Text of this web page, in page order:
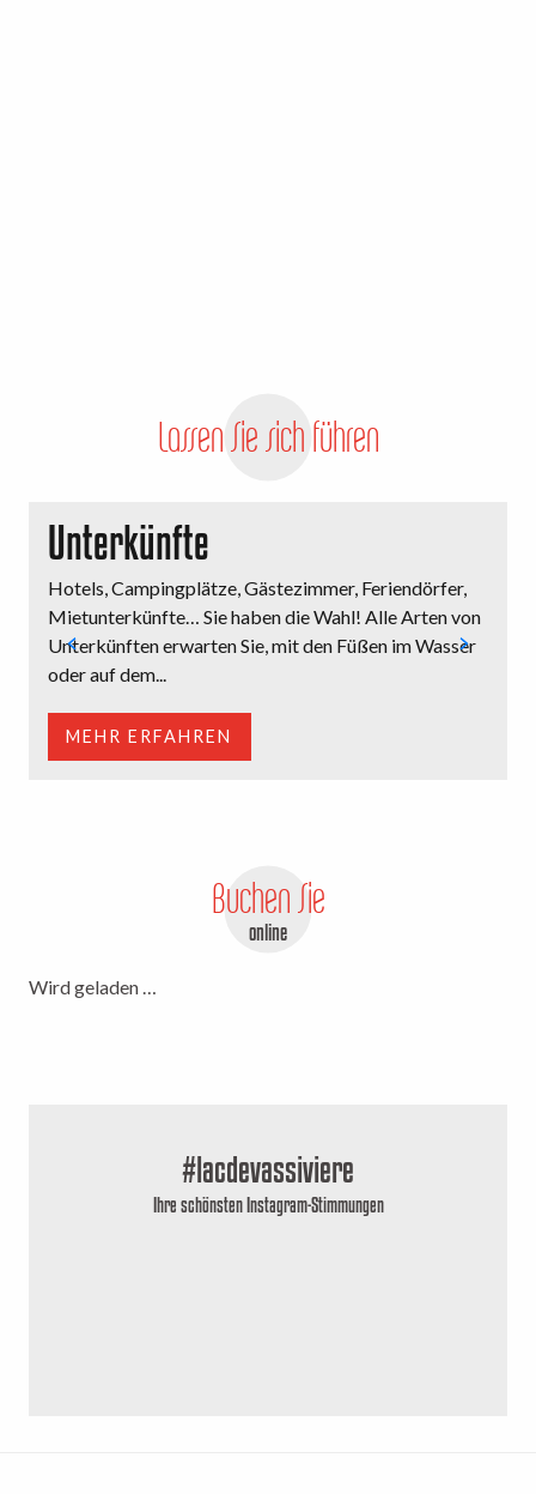
Lassen Sie sich führen
Unterkünfte
Hotels, Campingplätze, Gästezimmer, Feriendörfer,
Mietunterkünfte… Sie haben die Wahl! Alle Arten von
Unterkünften erwarten Sie, mit den Füßen im Wasser
oder auf dem...
MEHR ERFAHREN
Buchen Sie
online
Wird geladen …
#lacdevassiviere
Ihre schönsten Instagram-Stimmungen